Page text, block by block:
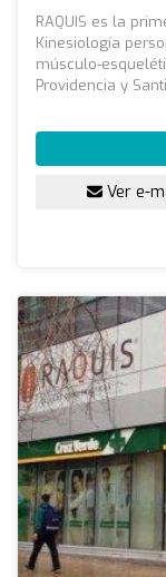
RAQUIS es la
Kinesiología
músculo-
Providencia y
Ver e-